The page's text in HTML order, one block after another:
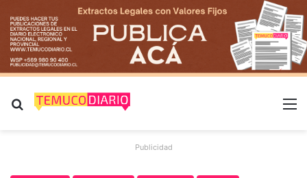
Buscar por
Publicidad